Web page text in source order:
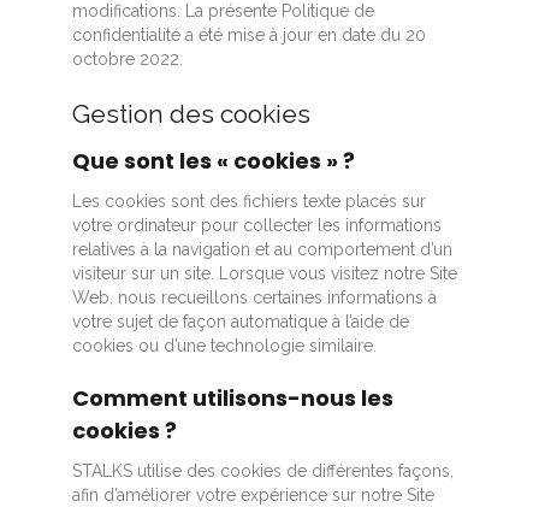
modifications. La présente Politique de
confidentialité a été mise à jour en date du 20
octobre 2022.
Gestion des cookies
Que sont les « cookies » ?
Les cookies sont des fichiers texte placés sur
votre ordinateur pour collecter les informations
relatives à la navigation et au comportement d’un
visiteur sur un site. Lorsque vous visitez notre Site
Web, nous recueillons certaines informations à
votre sujet de façon automatique à l’aide de
cookies ou d’une technologie similaire.
Comment utilisons-nous les
cookies ?
STALKS utilise des cookies de différentes façons,
afin d’améliorer votre expérience sur notre Site